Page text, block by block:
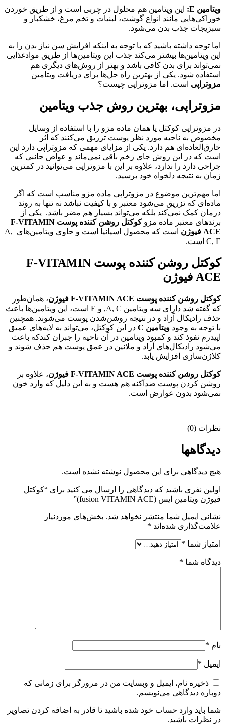
ویتامین E:
این ویتامین هم محلول در چربی است و از طریق خوردن
خوراکی‌هایی مانند انواع گوشت، لبنیات و تخم مرغ، خشکبار و
سبزیجات جذب بدن می‌شود.
اما توجه داشته باشید که با توجه به اینکه افزایش سن نیاز بدن را به
این ویتامین‌ها بیشتر می‌کند جذب این ویتامین‌ها از طریق موادغذایی
نمی‌تواند برای بدن کافی باشد و بهتر از روش‌های دیگری هم
استفاده شود.‌ یکی از بهترین راه حل‌ها برای دریافت ویتامین‌
مزوتراپی است. اما مزوتراپی چیست؟
مزوتراپی، بهترین روش جذب ویتامین‌
در مزوتراپی کوکتل یا همان ماده مزو را با استفاده از وسایل
مخصوص به ناحیه مورد نظر پوست تزریق می‌کنند که اثر
خارق‌العاده‌ای هم دارد. یکی از مزایای مهمی که مزوتراپی دارد این
است که در این روش جای زخم باقی نمی‌ماند و عواض جانبی که
جراحی دارد را ندارد، علاوه بر این با مزوتراپی می‌توانید در کمترین
زمان به نتیجه دلخواه خود برسید.
اما مهم‌ترین موضوع در مزوتراپی ماده مزو مناسب است که اگر
ماده‌ای که تزریق می‌شود معتبر و با کیفیت نباشد نه تنها به روند
درمان کمک نمی‌کند بلکه می‌تواند بسیار هم مضر باشد. یکی از
برندهای معتبر ماده مزو
کوکتل روشن کننده پوست F-VITAMIN
ACE فیوژن
است که محصول اسپانیا است و حاوی ویتامین‌های A,
C, E است.
کوکتل روشن کننده پوست F-VITAMIN
ACE فیوژن
کوکتل روشن کننده پوست F-VITAMIN ACE فیوژن
، همان‌طور
که گفته شد دارای سه ویتامین A, C, و E است، این ویتامین‌ها باعث
حذف رادیکال آزاد و در نتیجه روشن‌شدن پوست می‌شوند. همچنین
با توجه به وجود ویتامین C
در این کوکتل، می‌تواند به لایه‌های عمیق
اپیدرم نفوذ کند و کمبود ویتامین در آن ناحیه را جبران کندکه باعث
می‌شود رادیکال‌های آزاد و ملانین در عمق پوست هم حذف شوند و
کلاژن‌سازی افزایش یابد.
کوکتل روشن کننده پوست F-VITAMIN ACE فیوژن
، علاوه بر
روشن کردن پوست ضدآکنه هم هست و به این دلیل که وارد خون
نمی‌شود بدون عوارض است.
نظرات (0)
دیدگاهها
هیچ دیدگاهی برای این محصول نوشته نشده است.
اولین نفری باشید که دیدگاهی را ارسال می کنید برای “کوکتل
فیوژن ویتامین ایس (fusion VITAMIN ACE)”
نشانی ایمیل شما منتشر نخواهد شد. بخش‌های موردنیاز
علامت‌گذاری شده‌اند *
امتیاز شما *
دیدگاه شما *
نام *
ایمیل *
ذخیره نام، ایمیل و وبسایت من در مرورگر برای زمانی که
دوباره دیدگاهی می‌نویسم.
شما باید وارد حساب خود شده باشید تا قادر به اضافه کردن تصاویر
در نظرات باشید.